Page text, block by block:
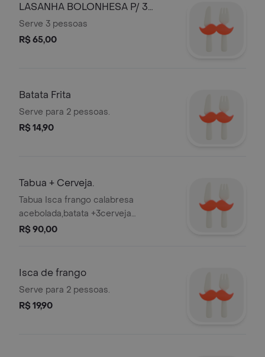
LASANHA BOLONHESA P/ 3
PESSOAS
Serve 3 pessoas
R$ 65,00
Batata Frita
Serve para 2 pessoas.
R$ 14,90
Tabua + Cerveja.
Tabua Isca frango calabresa
acebolada,batata +3cerveja
brahmaduplo malte 350 ml Tabua :
R$ 90,00
Isca de frango
Serve para 2 pessoas.
R$ 19,90